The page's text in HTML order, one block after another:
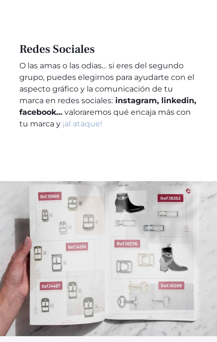
Redes Sociales
O las amas o las odias… si eres del segundo
grupo, puedes elegirnos para ayudarte con el
aspecto gráfico y la comunicación de tu
marca en redes sociales: instagram, linkedin,
facebook… valoraremos qué encaja más con
tu marca y ¡al ataque!